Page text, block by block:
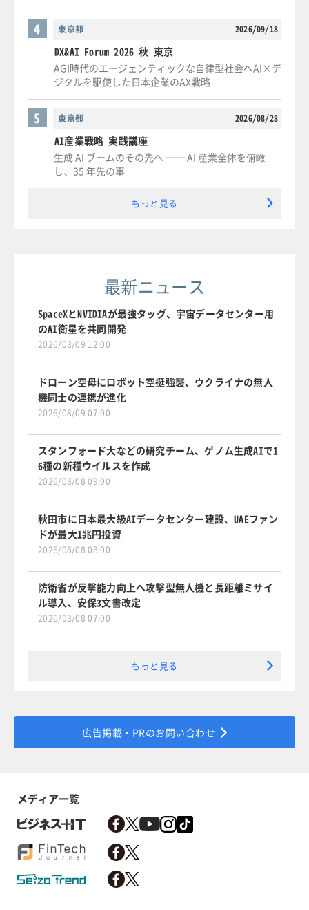
東京都 2026/09/18
4
DX&AI Forum 2026 秋 東京
AGI時代のエージェンティックな自律型社会へAI×デ
ジタルを駆使した日本企業のAX戦略
東京都 2026/08/28
5
AI産業戦略 実践講座
生成 AI ブームのその先へ ── AI 産業全体を俯瞰
し、35 年先の事
もっと見る
最新ニュース
SpaceXとNVIDIAが最強タッグ、宇宙データセンター用
のAI衛星を共同開発
2026/08/09 12:00
ドローン空母にロボット空挺強襲、ウクライナの無人
機同士の連携が進化
2026/08/09 07:00
スタンフォード大などの研究チーム、ゲノム生成AIで1
6種の新種ウイルスを作成
2026/08/08 09:00
秋田市に日本最大級AIデータセンター建設、UAEファン
ドが最大1兆円投資
2026/08/08 08:00
防衛省が反撃能力向上へ攻撃型無人機と長距離ミサイ
ル導入、安保3文書改定
2026/08/08 07:00
もっと見る
広告掲載・PRのお問い合わせ
メディア一覧